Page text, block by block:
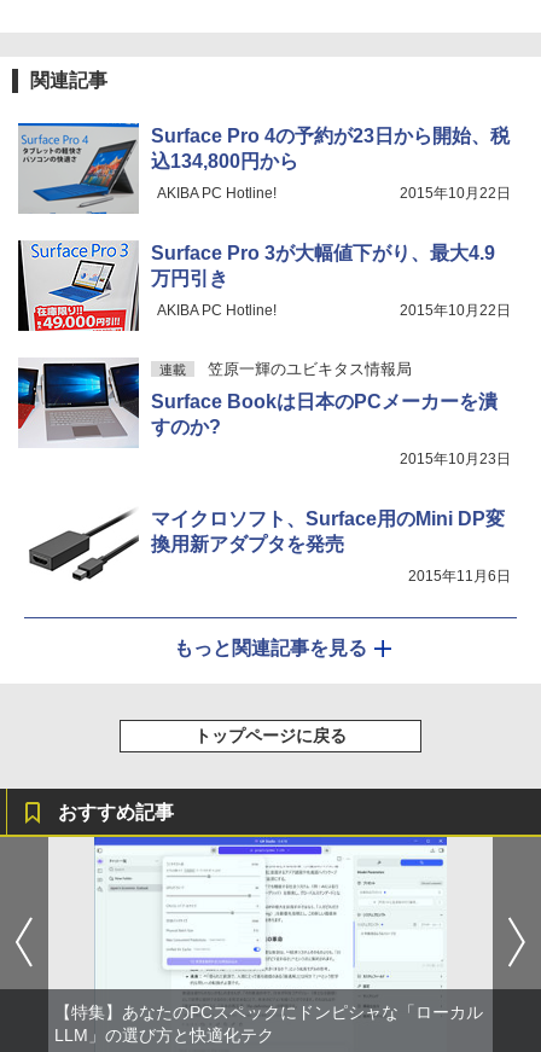
4
GMKtec GMK-K8 PLUS-32/1T-W11Pro
5
￥148,700
5
[9月上旬より発送予定][新品]ちいかわ な
んか小さくてかわいいやつ (1-8巻 最新
刊) 全巻セット [入荷予約]
￥1,964
Xiaomi シャオミ REDMI Buds 8 Lite ワイヤ
リング ANC 36時間再生
￥2,980
￥250
コカ・コーラ やかんの麦茶 from 爽健美茶 ラ
ベルレス 650mlPET×24本
版ビッグガンガンコミックス)
￥810
関連記事
Surface Pro 4の予約が23日から開始、税
込134,800円から
AKIBA PC Hotline! 2015年10月22日
Surface Pro 3が大幅値下がり、最大4.9
万円引き
AKIBA PC Hotline! 2015年10月22日
連載 笠原一輝のユビキタス情報局
Surface Bookは日本のPCメーカーを潰
すのか?
2015年10月23日
マイクロソフト、Surface用のMini DP変
換用新アダプタを発売
2015年11月6日
もっと関連記事を見る
トップページに戻る
おすすめ記事
【特集】あなたのPCスペックにドンピシャな「ローカル
LLM」の選び方と快適化テク